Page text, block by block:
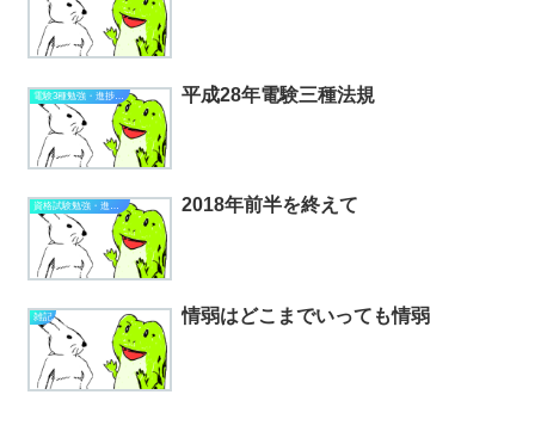
平成28年電験三種法規
資格試験勉強・進捗状況 2018年前半を終えて
雑記 情弱はどこまでいっても情弱